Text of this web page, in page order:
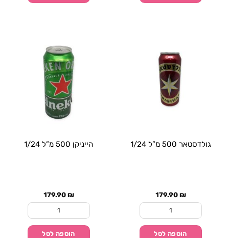
גולדסטאר 500 מ”ל 1/24
179.90₪
כמות של גולדסטאר 500 מ”ל 1/24
הוספה לסל
הייניקן 500 מ”ל 1/24
179.90₪
כמות של הייניקן 500 מ”ל 1/24
הוספה לסל